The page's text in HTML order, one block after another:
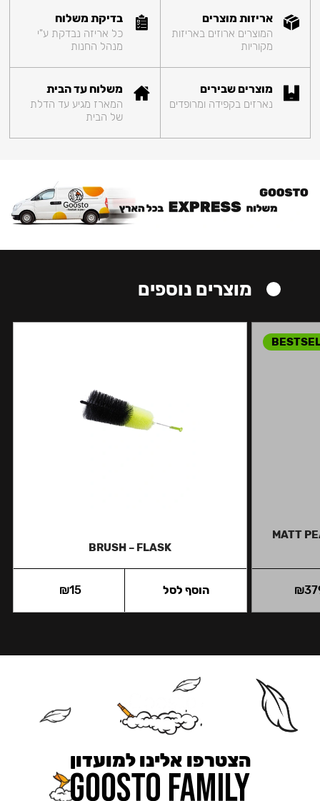
אריזות מוצרים
המוצרים ארוזים באריזות
מקוריות
בדיקת משלוח
כל אריזה נבדקת ע"י
מנהל החנות
מוצרים שבירים
נארזים בקפידה ומרופדים
משלוח עד הבית
המארז מגיע עד הדלת
של הבית
מוצרים נוספים
MATT
₪
BRUSH – FLASK
₪15 הוסף לסל
הצטרפו אלינו למועדון